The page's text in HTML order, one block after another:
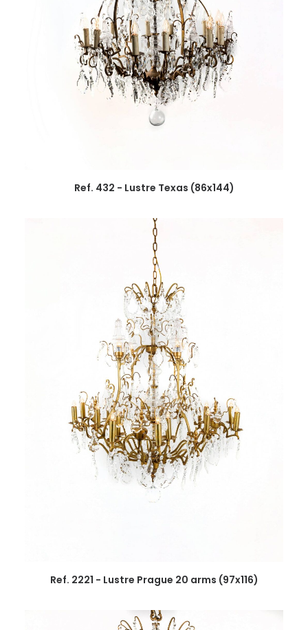
Ref. 432 - Lustre Texas (86x144)
Ref. 2221 - Lustre Prague 20 arms (97x116)